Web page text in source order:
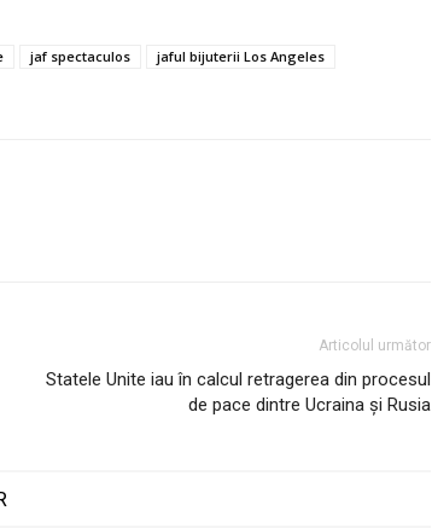
jaf spectaculos
jaful bijuterii Los Angeles
Articolul următor
Statele Unite iau în calcul retragerea din procesul
de pace dintre Ucraina și Rusia